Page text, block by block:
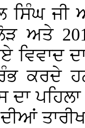
ਸਿੰਘ ਜੀ
ਅਤੇ
ਵਿਵਾਦ
ਕਰਦੇ
ਦਾ